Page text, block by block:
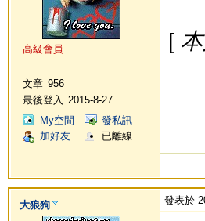
高級會員
文章 956
最後登入
2015-8-27
My空間
發私訊
加好友
已離線
[本
大狼狗 發表於